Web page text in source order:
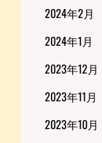
2024年2月
2024年1月
2023年12月
2023年11月
2023年10月